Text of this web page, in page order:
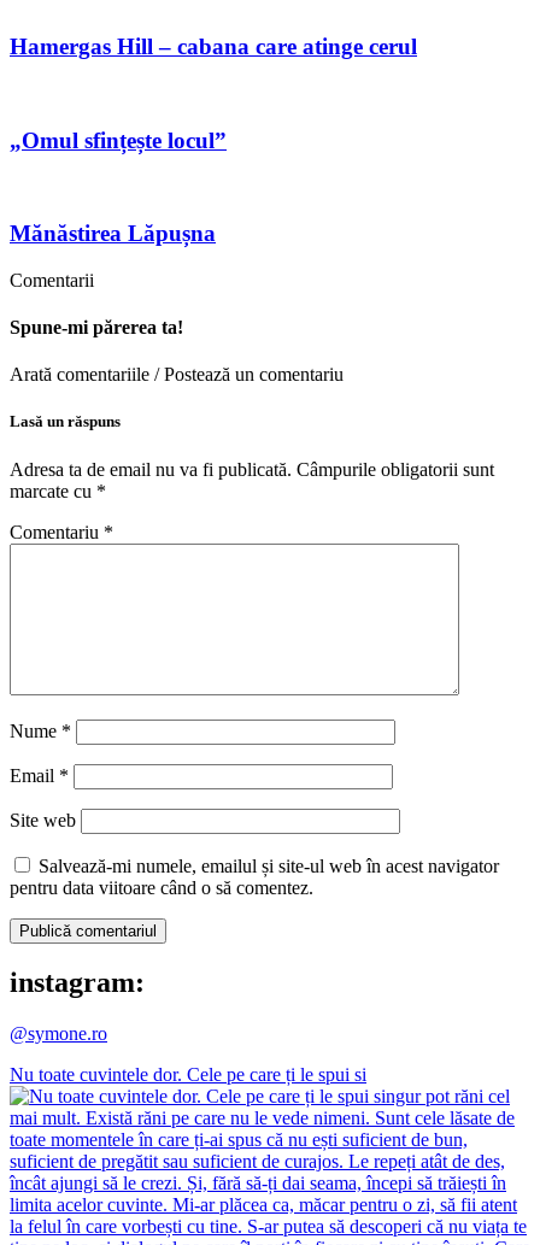
Hamergas Hill – cabana care atinge cerul
„Omul sfințește locul”
Mănăstirea Lăpușna
Comentarii
Spune-mi părerea ta!
Arată comentariile / Postează un comentariu
Lasă un răspuns
Adresa ta de email nu va fi publicată. Câmpurile obligatorii sunt
marcate cu *
Comentariu *
Nume *
Email *
Site web
Salvează-mi numele, emailul și site-ul web în acest navigator
pentru data viitoare când o să comentez.
instagram:
@symone.ro
Nu toate cuvintele dor. Cele pe care ți le spui si